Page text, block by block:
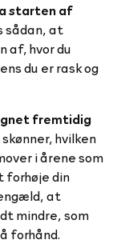
starten af
sådan, at
af, hvor du
du er rask og
fremtidig
hvilken
i årene som
forhøje din
at
mindre, som
forhånd.